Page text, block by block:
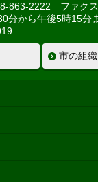
863-2222 ファク
分から午後5時15分
市の組織